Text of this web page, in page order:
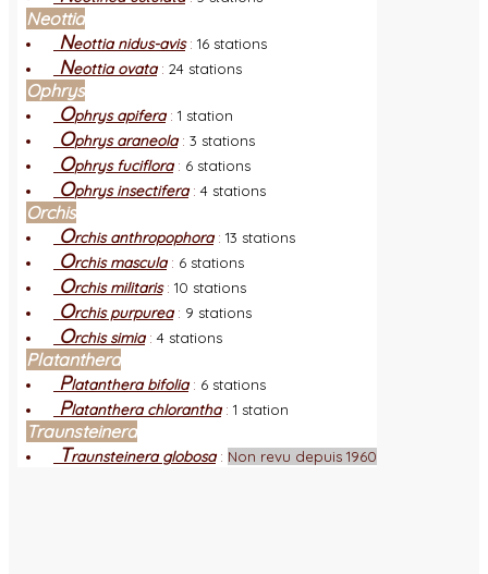
Neottia
Neottia nidus-avis: 16 stations
Neottia ovata: 24 stations
Ophrys
Ophrys apifera: 1 station
Ophrys araneola: 3 stations
Ophrys fuciflora: 6 stations
Ophrys insectifera: 4 stations
Orchis
Orchis anthropophora: 13 stations
Orchis mascula: 6 stations
Orchis militaris: 10 stations
Orchis purpurea: 9 stations
Orchis simia: 4 stations
Platanthera
Platanthera bifolia: 6 stations
Platanthera chlorantha: 1 station
Traunsteinera
Traunsteinera globosa: Non revu depuis 1960